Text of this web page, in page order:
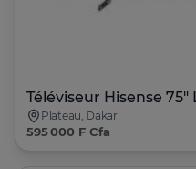
Plateau, Dakar
595 000 F Cfa